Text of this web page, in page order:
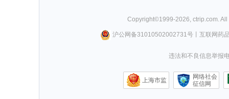
Copyright©1999-2026, ctrip.com.
沪公网备31010502002731号丨 互联网药
违法和不良信息举报
上海市监
网络社会
征信网